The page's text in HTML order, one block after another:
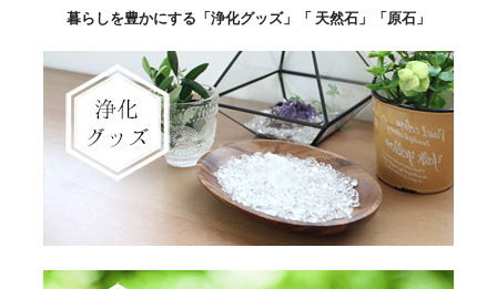
暮らしを豊かにする「浄化グッズ」「 天然石」「原石」